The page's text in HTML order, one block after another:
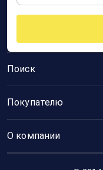
Поиск
Покупателю
О компании